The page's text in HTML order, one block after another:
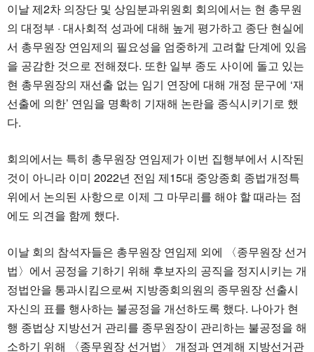
이날 제2차 의장단 및 상임분과위원회 회의에서는 현 총무원
의 대정부 · 대사회적 성과에 대해 높게 평가하고 종단 현실에
서 총무원장 연임제의 필요성을 엄중하게 고려할 단계에 있음
을 공감한 것으로 전해졌다. 또한 일부 종도 사이에 돌고 있는
현 총무원장의 재선출 없는 임기 연장에 대해 개정 문구에 ‘재
선출에 의한’ 연임을 명확히 기재해 논란을 종식시키기로 했
다.
회의에서는 특히 총무원장 연임제가 이번 집행부에서 시작된
것이 아니라 이미 2022년 전임 제15대 중앙종회 종법개정특
위에서 논의된 사항으로 이제 그 마무리를 해야 할 때라는 점
에도 의견을 함께 했다.
이날 회의 참석자들은 총무원장 연임제 외에 〈종무원장 선거
법〉에서 공정을 기하기 위해 후보자의 공직을 정지시키는 개
정법안을 통과시킴으로써 지방종회의원의 종무원장 선출시
자신의 표를 행사하는 불공정을 개선하도록 했다. 나아가 현
행 종법상 지방선거 관리를 종무원장이 관리하는 불공정을 해
소하기 위해 〈종무원장 선거법〉 개정과 연계해 지방선거관